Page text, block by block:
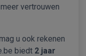
vertrouwen
u ook rekenen
biedt 2 jaar